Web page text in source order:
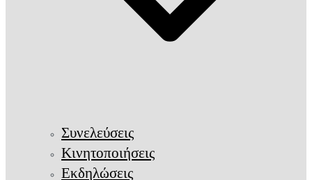
Συνελεύσεις
Κινητοποιήσεις
Εκδηλώσεις